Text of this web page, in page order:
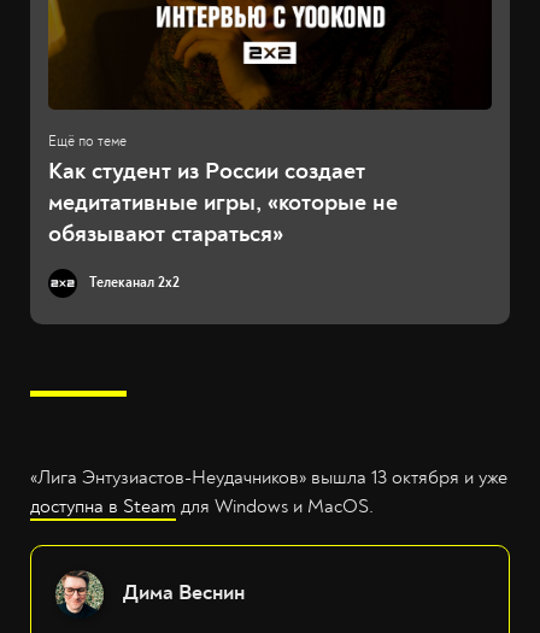
Как студент из России создает
медитативные игры, «которые не
обязывают стараться»
Телеканал 2x2
«Лига Энтузиастов-Неудачников» вышла 13 октября и уже
доступна в Steam для Windows и MacOS.
Дима Веснин